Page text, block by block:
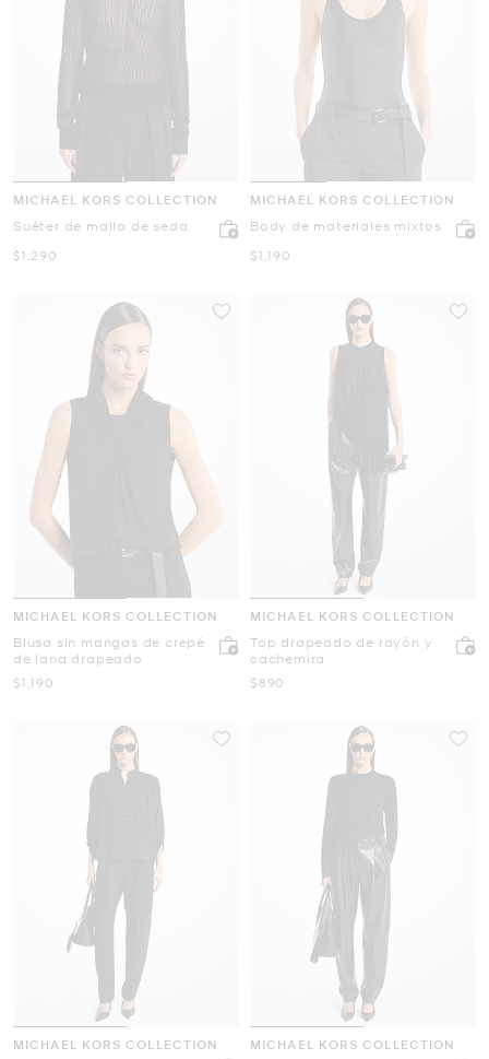
MICHAEL KORS COLLECTION
Suéter de malla de seda
Ahora
$1,290
MICHAEL KORS COLLECTION
Body de materiales mixtos
Ahora
$1,190
MICHAEL KORS COLLECTION
Blusa sin mangas de crepé
de lana drapeado
Ahora
$1,190
MICHAEL KORS COLLECTION
Top drapeado de rayón y
cachemira
Ahora
$890
MICHAEL KORS COLLECTION MICHAEL KORS COLLECTION